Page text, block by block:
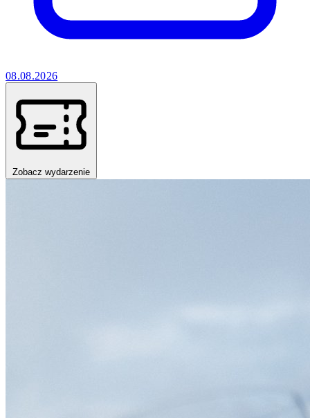
08.08.2026
Zobacz wydarzenie